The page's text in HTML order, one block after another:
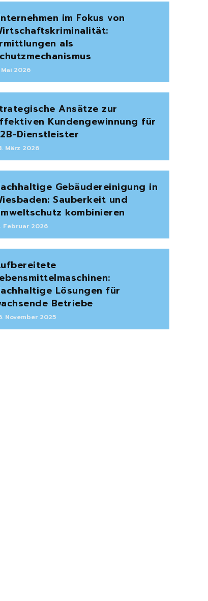
im Fokus von
als
Mai 2026
Ansätze zur
Kundengewinnung für
Dienstleister
März 2026
Gebäudereinigung in
Sauberkeit und
kombinieren
Februar 2026
Lösungen für
Betriebe
November 2025